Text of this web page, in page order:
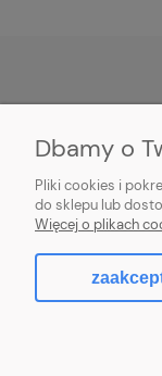
Zwroty i
Regulamin
Dbamy o
Pliki cookies i
do sklepu lub
Więcej o plikach